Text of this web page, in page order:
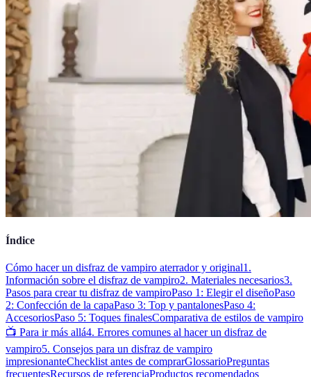
Índice
Cómo hacer un disfraz de vampiro aterrador y original1.
Información sobre el disfraz de vampiro2. Materiales necesarios3.
Pasos para crear tu disfraz de vampiroPaso 1: Elegir el diseñoPaso
2: Confección de la capaPaso 3: Top y pantalonesPaso 4:
AccesoriosPaso 5: Toques finalesComparativa de estilos de vampiro
📺 Para ir más allá4. Errores comunes al hacer un disfraz de
vampiro5. Consejos para un disfraz de vampiro
impresionanteChecklist antes de comprarGlossarioPreguntas
frecuentesRecursos de referenciaProductos recomendados